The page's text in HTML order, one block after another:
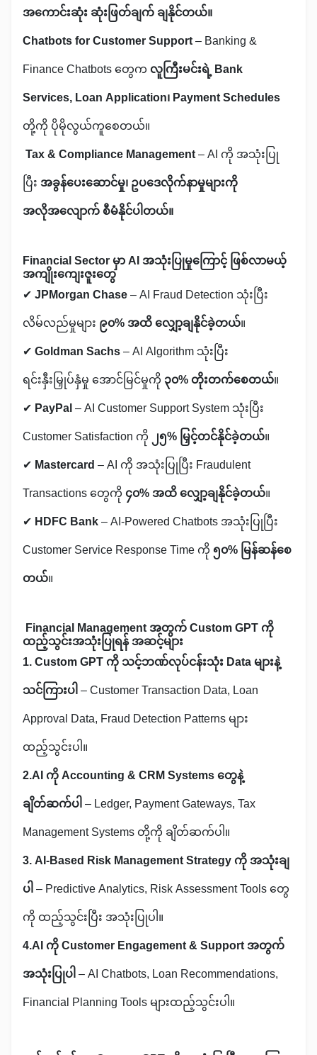
အကောင်းဆုံး ဆုံးဖြတ်ချက် ချနိုင်တယ်။
Chatbots for Customer Support– Banking &
Finance Chatbots တွေကလူကြီးမင်းရဲ့ Bank
Services, Loan Application၊ Payment Schedules
တို့ကို ပိုမိုလွယ်ကူစေတယ်။
Tax & Compliance Management– AI ကို အသုံးပြု
ပြီးအခွန်ပေးဆောင်မှု၊ ဥပဒေလိုက်နာမှုများကို
အလိုအလျောက် စီမံနိုင်ပါတယ်။
Financial Sector မှာ AI အသုံးပြုမှုကြောင့် ဖြစ်လာမယ့်
အကျိုးကျေးဇူးတွေ
✔JPMorgan Chase– AI Fraud Detection သုံးပြီး
လိမ်လည်မှုများ၉၀% အထိ လျှော့ချနိုင်ခဲ့တယ်။
✔Goldman Sachs– AI Algorithm သုံးပြီး
ရင်းနှီးမြှုပ်နှံမှု အောင်မြင်မှုကို၃၀% တိုးတက်စေတယ်။
✔PayPal– AI Customer Support System သုံးပြီး
Customer Satisfaction ကို၂၅% မြှင့်တင်နိုင်ခဲ့တယ်။
✔Mastercard– AI ကို အသုံးပြုပြီး Fraudulent
Transactions တွေကို၄၀% အထိ လျှော့ချနိုင်ခဲ့တယ်။
✔HDFC Bank– AI-Powered Chatbots အသုံးပြုပြီး
Customer Service Response Time ကို၅၀% မြန်ဆန်စေ
တယ်။
Financial Management အတွက် Custom GPT ကို
ထည့်သွင်းအသုံးပြုရန် အဆင့်များ
1. Custom GPT ကို သင့်ဘဏ်လုပ်ငန်းသုံး Data များနဲ့
သင်ကြားပါ– Customer Transaction Data, Loan
Approval Data, Fraud Detection Patterns များ
ထည့်သွင်းပါ။
2.AI ကို Accounting & CRM Systems တွေနဲ့
ချိတ်ဆက်ပါ– Ledger, Payment Gateways, Tax
Management Systems တို့ကို ချိတ်ဆက်ပါ။
3. AI-Based Risk Management Strategy ကို အသုံးချ
ပါ– Predictive Analytics, Risk Assessment Tools တွေ
ကို ထည့်သွင်းပြီး အသုံးပြုပါ။
4.AI ကို Customer Engagement & Support အတွက်
အသုံးပြုပါ– AI Chatbots, Loan Recommendations,
Financial Planning Tools များထည့်သွင်းပါ။